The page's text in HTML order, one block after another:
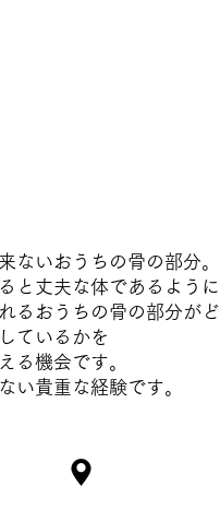
ないおうちの骨の部分。
と丈夫な体であるように
るおうちの骨の部分がど
ているかを
る機会です。
い貴重な経験です。